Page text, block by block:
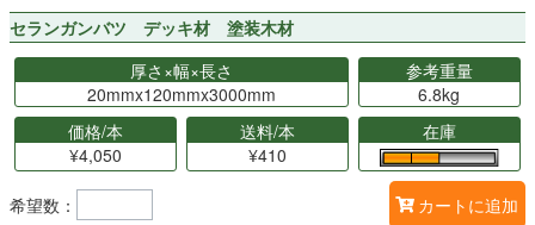
セランガンバツ デッキ材 塗装木材
厚さ×幅×長さ
20mmx120mmx3000mm
参考重量
6.8kg
価格/本
¥4,050
送料/本
¥410
在庫
希望数： カートに追加